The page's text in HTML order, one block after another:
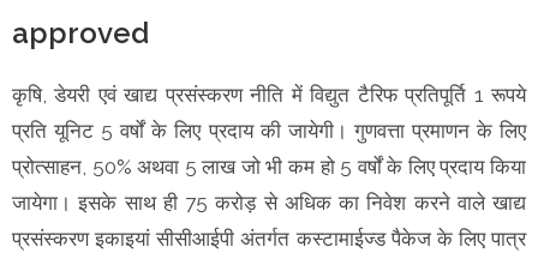
approved
कृषि, डेयरी एवं खाद्य प्रसंस्करण नीति में विद्युत टैरिफ प्रतिपूर्ति 1 रूपये
प्रति यूनिट 5 वर्षों के लिए प्रदाय की जायेगी। गुणवत्ता प्रमाणन के लिए
प्रोत्साहन, 50% अथवा 5 लाख जो भी कम हो 5 वर्षों के लिए प्रदाय किया
जायेगा। इसके साथ ही 75 करोड़ से अधिक का निवेश करने वाले खाद्य
प्रसंस्करण इकाइयां सीसीआईपी अंतर्गत कस्टामाईज्ड पैकेज के लिए पात्र